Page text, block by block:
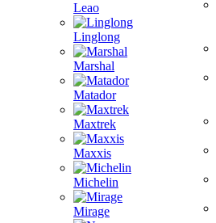
Leao
Linglong
Marshal
Matador
Maxtrek
Maxxis
Michelin
Mirage